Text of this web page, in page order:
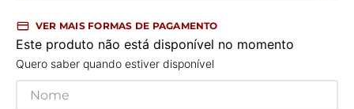
VER MAIS FORMAS DE PAGAMENTO
Este produto não está disponível no momento
Quero saber quando estiver disponível